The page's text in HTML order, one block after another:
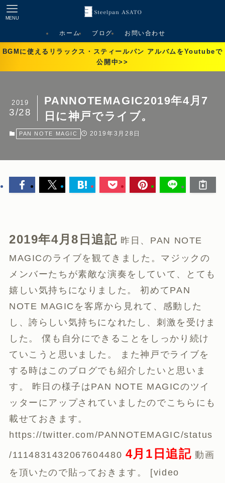
MENU
ホーム ブログ お問い合わせ
BGMに使えるリラックス・スティールパン アルバムをYoutubeで
公開中>>
PANNOTEMAGIC2019年4月7
日に神戸でライブ。
2019
3/28
PAN NOTE MAGIC 2019年3月28日
2019年4月8日追記 昨日、PAN NOTE
MAGICのライブを観てきました。マジックの
メンバーたちが素敵な演奏をしていて、とても
嬉しい気持ちになりました。 初めてPAN
NOTE MAGICを客席から見れて、感動した
し、誇らしい気持ちになれたし、刺激を受けま
した。 僕も自分にできることをしっかり続け
ていこうと思いました。 また神戸でライブを
する時はこのブログでも紹介したいと思いま
す。 昨日の様子はPAN NOTE MAGICのツイ
ッターにアップされていましたのでこちらにも
載せておきます。
https://twitter.com/PANNOTEMAGIC/status
/1114831432067604480 4月1日追記 動画
を頂いたので貼っておきます。 [video